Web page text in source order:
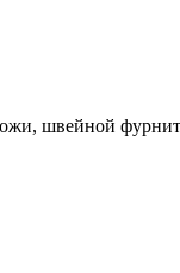
швейной